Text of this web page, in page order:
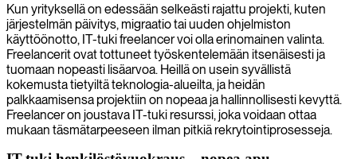
Kun yrityksellä on edessään selkeästi rajattu projekti, kuten
järjestelmän päivitys, migraatio tai uuden ohjelmiston
käyttöönotto, IT-tuki freelancer voi olla erinomainen valinta.
Freelancerit ovat tottuneet työskentelemään itsenäisesti ja
tuomaan nopeasti lisäarvoa. Heillä on usein syvällistä
kokemusta tietyiltä teknologia-alueilta, ja heidän
palkkaamisensa projektiin on nopeaa ja hallinnollisesti kevyttä.
Freelancer on joustava IT-tuki resurssi, joka voidaan ottaa
mukaan täsmätarpeeseen ilman pitkiä rekrytointiprosesseja.